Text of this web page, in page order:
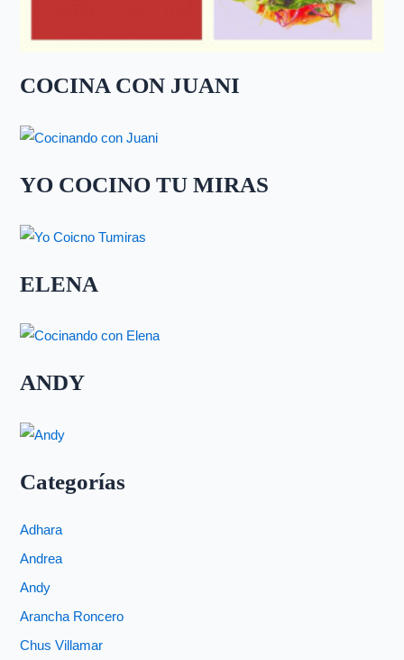
COCINA CON JUANI
YO COCINO TU MIRAS
ELENA
ANDY
Categorías
Adhara
Andrea
Andy
Arancha Roncero
Chus Villamar